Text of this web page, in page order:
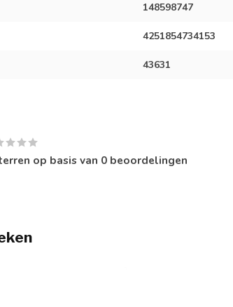
148598747
4251854734153
43631
op basis van 0 beoordelingen